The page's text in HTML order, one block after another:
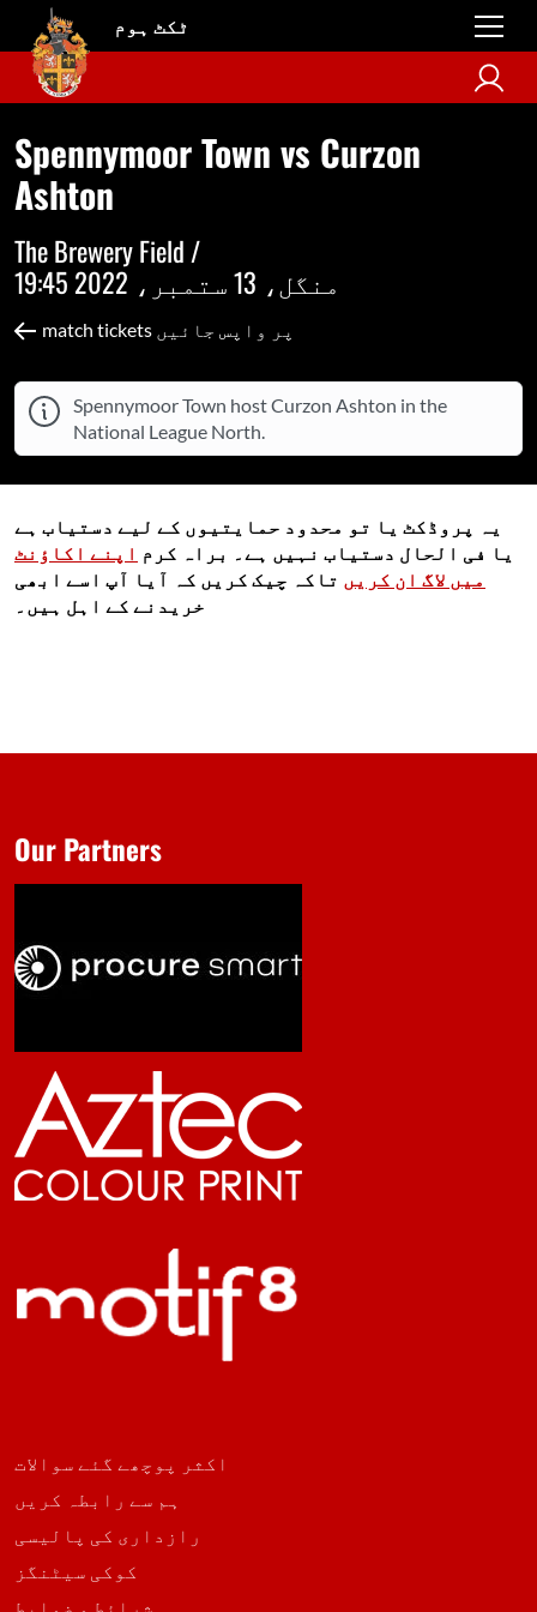
ٹکٹ ہوم
Spennymoor Town vs Curzon
Ashton
The Brewery Field /
منگل، 13 ستمبر، 2022 19:45
match tickets پر واپس جائیں
Spennymoor Town host Curzon Ashton in the
National League North.
یہ پروڈکٹ یا تو محدود حمایتیوں کے لیے دستیاب ہے
یا فی الحال دستیاب نہیں ہے۔ براہ کرم اپنے اکاؤنٹ
میں لاگ ان کریں تاکہ چیک کریں کہ آیا آپ اسے ابھی
خریدنے کے اہل ہیں۔
اکثر پوچھے گئے سوالات
ہم سے رابطہ کریں
رازداری کی پالیسی
کوکی سیٹنگز
شرائط و ضوابط
Our Partners